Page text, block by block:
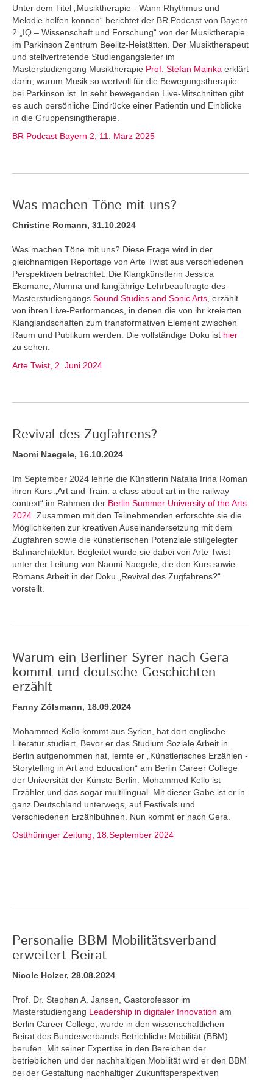
Unter dem Titel „Musiktherapie - Wann Rhythmus und
Melodie helfen können“ berichtet der BR Podcast von Bayern
2 „IQ – Wissenschaft und Forschung“ von der Musiktherapie
im Parkinson Zentrum Beelitz-Heistätten. Der Musiktherapeut
und stellvertretende Studiengangsleiter im
Masterstudiengang Musiktherapie Prof. Stefan Mainka erklärt
darin, warum Musik so wertvoll für die Bewegungstherapie
bei Parkinson ist. In sehr bewegenden Live-Mitschnitten gibt
es auch persönliche Eindrücke einer Patientin und Einblicke
in die Gruppensingtherapie.
BR Podcast Bayern 2, 11. März 2025
Was machen Töne mit uns?
Christine Romann, 31.10.2024
Was machen Töne mit uns? Diese Frage wird in der
gleichnamigen Reportage von Arte Twist aus verschiedenen
Perspektiven betrachtet. Die Klangkünstlerin Jessica
Ekomane, Alumna und langjährige Lehrbeauftragte des
Masterstudiengangs Sound Studies and Sonic Arts , erzählt
von ihren Live-Performances, in denen die von ihr kreierten
Klanglandschaften zum transformativen Element zwischen
Raum und Publikum werden. Die vollständige Doku ist hier
zu sehen.
Arte Twist, 2. Juni 2024
Revival des Zugfahrens?
Naomi Naegele, 16.10.2024
Im September 2024 lehrte die Künstlerin Natalia Irina Roman
ihren Kurs „Art and Train: a class about art in the railway
context“ im Rahmen der Berlin Summer University of the Arts
2024 . Zusammen mit den Teilnehmenden erforschte sie die
Möglichkeiten zur kreativen Auseinandersetzung mit dem
Zugfahren sowie die künstlerischen Potenziale stillgelegter
Bahnarchitektur. Begleitet wurde sie dabei von Arte Twist
unter der Leitung von Naomi Naegele, die den Kurs sowie
Romans Arbeit in der Doku „Revival des Zugfahrens?“
vorstellt.
Warum ein Berliner Syrer nach Gera
kommt und deutsche Geschichten
erzählt
Fanny Zölsmann, 18.09.2024
Mohammed Kello kommt aus Syrien, hat dort englische
Literatur studiert. Bevor er das Studium Soziale Arbeit in
Berlin aufgenommen hat, lernte er „Künstlerisches Erzählen -
Storytelling in Art and Education“ am Berlin Career College
der Universität der Künste Berlin. Mohammed Kello ist
Erzähler und das sogar multilingual. Mit dieser Gabe ist er in
ganz Deutschland unterwegs, auf Festivals und
verschiedenen Erzählbühnen. Nun kommt er nach Gera.
Ostthüringer Zeitung, 18.September 2024
Personalie BBM Mobilitätsverband
erweitert Beirat
Nicole Holzer, 28.08.2024
Prof. Dr. Stephan A. Jansen, Gastprofessor im
Masterstudiengang Leadership in digitaler Innovation am
Berlin Career College, wurde in den wissenschaftlichen
Beirat des Bundesverbands Betriebliche Mobilität (BBM)
berufen. Mit seiner Expertise in den Bereichen der
betrieblichen und der nachhaltigen Mobilität wird er den BBM
bei der Gestaltung nachhaltiger Zukunftsperspektiven